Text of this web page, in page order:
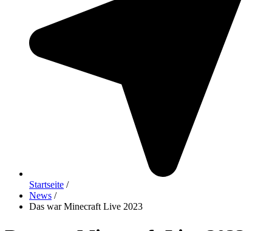
Startseite /
News /
Das war Minecraft Live 2023